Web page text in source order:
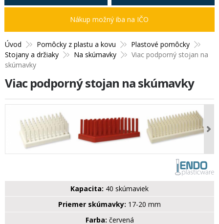
Úvod Pomôcky z plastu a kovu
Plastové pomôcky
Stojany a držiaky
Na skúmavky
Viac podporný stojan na
skúmavky
Viac podporný stojan na skúmavky
Kapacita: 40 skúmaviek
Priemer skúmavky: 17-20 mm
Farba: červená
Nákup možný iba na IČO